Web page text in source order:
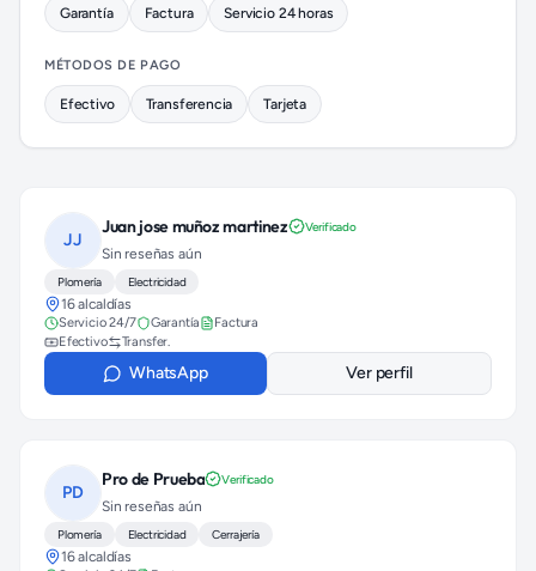
Garantía Factura Servicio 24 horas
MÉTODOS DE PAGO
Efectivo Transferencia Tarjeta
JJ
Juan jose muñoz martinez Verificado
Sin reseñas aún
Plomería Electricidad
16 alcaldías
Servicio 24/7 Garantía
Factura
Efectivo
Transfer.
WhatsApp Ver perfil
PD
Pro de Prueba Verificado
Sin reseñas aún
Plomería Electricidad Cerrajería
16 alcaldías